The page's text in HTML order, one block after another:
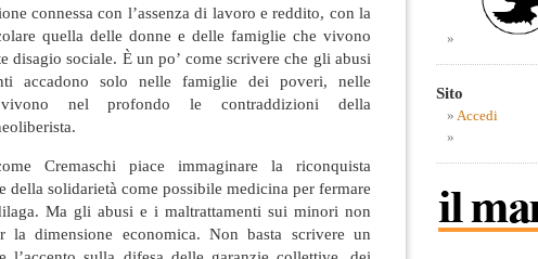
connessa con l’assenza di lavoro e reddito, con la
quella delle donne e delle famiglie che vivono
disagio sociale. È un po’ come scrivere che gli abusi
accadono solo nelle famiglie dei poveri, nelle
nel profondo le contraddizioni della
Cremaschi piace immaginare la riconquista
della solidarietà come possibile medicina per fermare
Ma gli abusi e i maltrattamenti sui minori non
la dimensione economica. Non basta scrivere un
Sito
Accedi